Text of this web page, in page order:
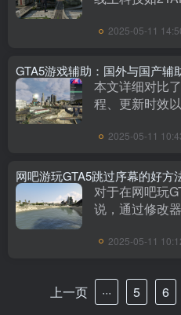
GTA5线上游
2025-05-11
GTA5游戏辅助：国外与国产
本文详细对比
程、更新时效
分析了国产辅
2025-05-11
网吧游玩GTA5跳过序幕的好方
对于在网吧玩
说，通过修改
游戏进度的功
2025-05-11
上一页 ··· 5 6